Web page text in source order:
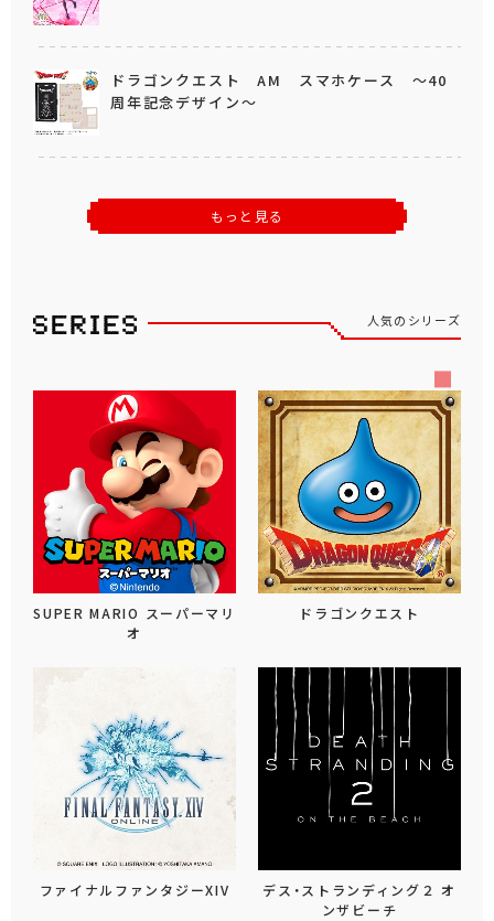
ドラゴンクエスト AM スマホケース ～40
周年記念デザイン～
もっと見る
人気のシリーズ
SUPER MARIO スーパーマリ
オ
ドラゴンクエスト
ファイナルファンタジーXIV
デス・ストランディング２ オ
ンザビーチ